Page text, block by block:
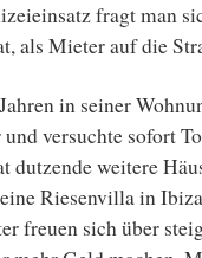
fragt man
als Mieter auf die
in seiner
versuchte sofort
dutzende weitere
Riesenvilla in
freuen sich über